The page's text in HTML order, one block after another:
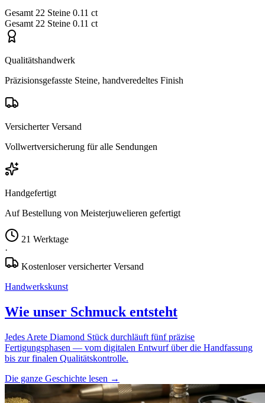
Gesamt 22 Steine 0.11 ct
Gesamt 22 Steine 0.11 ct
Qualitätshandwerk
Präzisionsgefasste Steine, handveredeltes Finish
Versicherter Versand
Vollwertversicherung für alle Sendungen
Handgefertigt
Auf Bestellung von Meisterjuwelieren gefertigt
21 Werktage
·
Kostenloser versicherter Versand
Handwerkskunst
Wie unser Schmuck entsteht
Jedes Arete Diamond Stück durchläuft fünf präzise
Fertigungsphasen — vom digitalen Entwurf über die Handfassung
bis zur finalen Qualitätskontrolle.
Die ganze Geschichte lesen →